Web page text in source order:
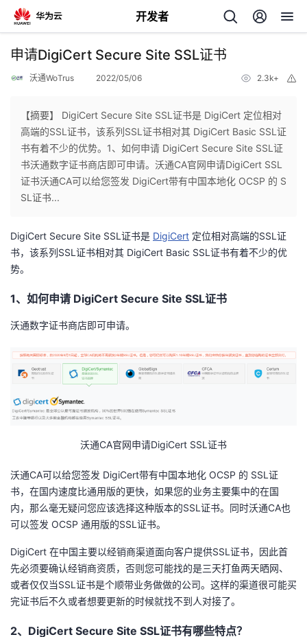
开发者
返
个
人
主
页
我
的
开
发
者
我
的
我
坛
圈
子
的
直
播
我
的
活
动
我
的
关
注
我
的
开
我
的我
申请DigiCert Secure Site SSL证书
沃通WoTrus 2022/05/06 2.3k+
【摘要】 DigiCert Secure Site SSL证书是 DigiCert 定位相对
高端的SSL证书，该系列SSL证书相对其 DigiCert Basic SSL证
书有着不少的优势。1、如何申请 DigiCert Secure Site SSL证
书沃通数字证书商店即可申请。沃通CA官网申请DigiCert SSL
证书沃通CA可以给您签发 DigiCert带有中国本地化 OCSP 的 S
SL证书...
DigiCert Secure Site SSL证书是 DigiCert 定位相对高端的SSL证
书，该系列SSL证书相对其 DigiCert Basic SSL证书有着不少的优
势。
1、如何申请 DigiCert Secure Site SSL证书
沃通数字证书商店即可申请。
沃通CA官网申请DigiCert SSL证书
沃通CA可以给您签发 DigiCert带有中国本地化 OCSP 的 SSL证
书，在国内速度比通用版的更快，如果您的业务主要集中的在国
内，那么毫无疑问您应该选择这种版本的SSL证书。同时沃通CA也
可以签发 OCSP 通用版的SSL证书。
DigiCert 在中国主要以经销商渠道面向客户提供SSL证书，因此首
先必须要确认经销商资质，否则您可能找的是三天打鱼两天晒网、
或者仅仅当SSL证书是个顺带业务做做的公司。这样的渠道很可能买
完证书后不久或者想要更新的时候就找不到人对接了。
2、DigiCert Secure Site SSL证书有哪些特点？